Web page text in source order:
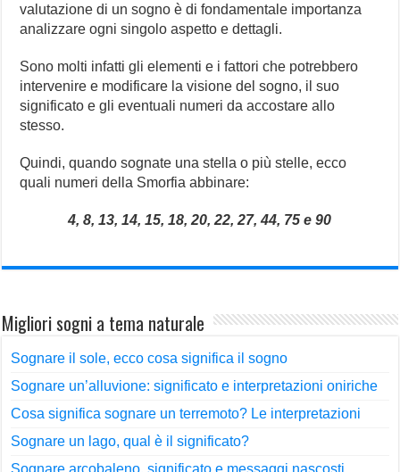
valutazione di un sogno è di fondamentale importanza
analizzare ogni singolo aspetto e dettagli.
Sono molti infatti gli elementi e i fattori che potrebbero
intervenire e modificare la visione del sogno, il suo
significato e gli eventuali numeri da accostare allo
stesso.
Quindi, quando sognate una stella o più stelle, ecco
quali numeri della Smorfia abbinare:
4, 8, 13, 14, 15, 18, 20, 22, 27, 44, 75 e 90
Migliori sogni a tema naturale
Sognare il sole, ecco cosa significa il sogno
Sognare un’alluvione: significato e interpretazioni oniriche
Cosa significa sognare un terremoto? Le interpretazioni
Sognare un lago, qual è il significato?
Sognare arcobaleno, significato e messaggi nascosti